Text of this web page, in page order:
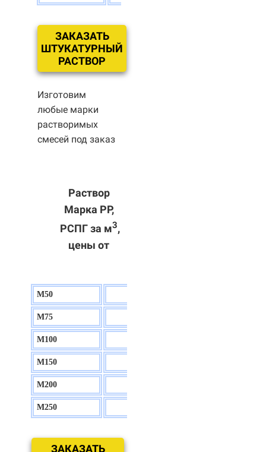
ЗАКАЗАТЬ
ШТУКАТУРНЫЙ
РАСТВОР
Изготовим
любые марки
растворимых
смесей под заказ
Раствор
Марка РР,
РСПГ за м3,
цены от
М50
М75
М100
М150
М200
М250
ЗАКАЗАТЬ